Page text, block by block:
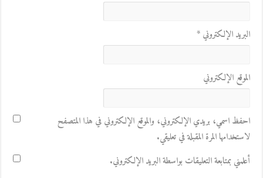
البريد الإلكتروني*
الموقع الإلكتروني
احفظ اسمي، بريدي الإلكتروني، والموقع الإلكتروني في هذا المتصفح
لاستخدامها المرة المقبلة في تعليقي.
أعلمني بمتابعة التعليقات بواسطة البريد الإلكتروني.